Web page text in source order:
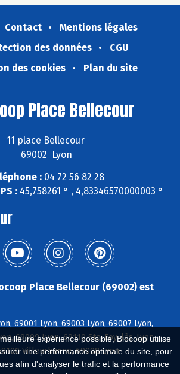
expérience possible, Biocoop utilise
une performance optimale du site, pour
afin d'analyser le trafic et la performance
Contact
Mentions légales
des données
CGU
des cookies
Plan du site
Place Bellecour
11 place Bellecour
69002 Lyon
: 04 72 56 82 28
:45,758261 ° , 4,83346570000003 °
Place Bellecour (69002) est
69001 Lyon, 69003 Lyon, 69007 Lyon,
69009 Lyon, 69110 Ste-Foy-lès-Lyon,
Villeurbanne, 69008 Lyon